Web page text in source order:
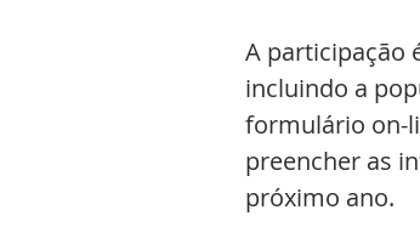
A participação
incluindo a
formulário on-
preencher as
próximo ano.